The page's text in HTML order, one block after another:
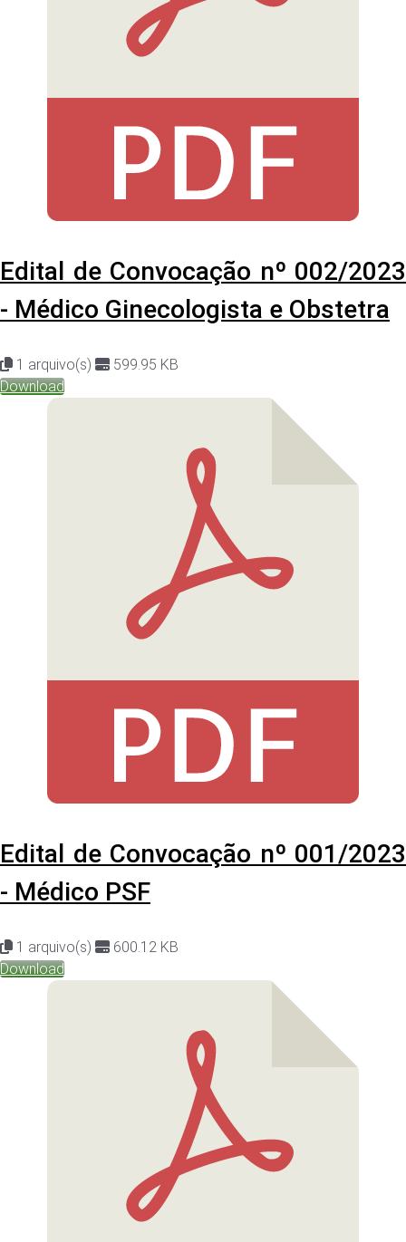
Edital de Convocação nº 002/2023
- Médico Ginecologista e Obstetra
1 arquivo(s)
599.95 KB
Download
Edital de Convocação nº 001/2023
- Médico PSF
1 arquivo(s)
600.12 KB
Download